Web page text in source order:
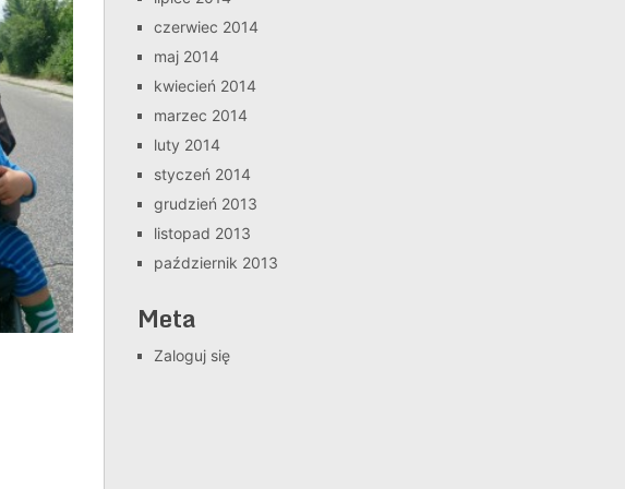
czerwiec 2014
maj 2014
kwiecień 2014
marzec 2014
luty 2014
styczeń 2014
grudzień 2013
listopad 2013
październik 2013
Meta
Zaloguj się